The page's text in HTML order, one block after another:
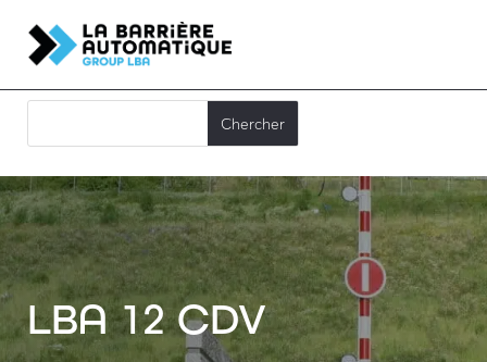
LBA 12 CDV